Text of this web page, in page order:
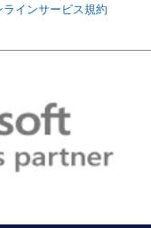
ラインサービス規約